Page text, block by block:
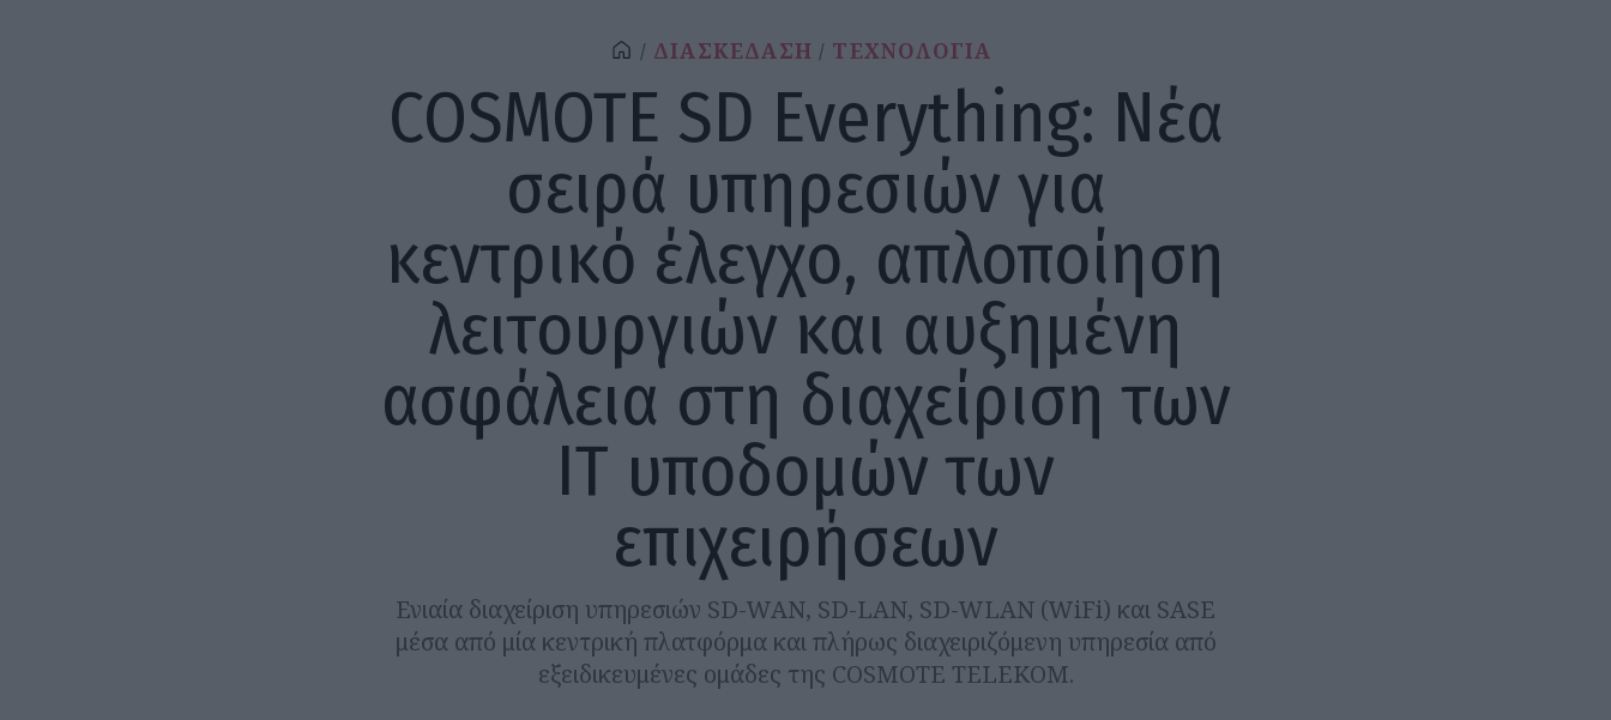
ΔΙΑΣΚΕΔΑΣΗ ΤΕΧΝΟΛΟΓΙΑ
COSMOTE SD Everything: Νέα
σειρά υπηρεσιών για
κεντρικό έλεγχο, απλοποίηση
λειτουργιών και αυξημένη
ασφάλεια στη διαχείριση των
ΙΤ υποδομών των
επιχειρήσεων
Ενιαία διαχείριση υπηρεσιών SD-WAN, SD-LAN, SD-WLAN (WiFi) και SASE
μέσα από μία κεντρική πλατφόρμα και πλήρως διαχειριζόμενη υπηρεσία από
εξειδικευμένες ομάδες της COSMOTE TELEKOM.